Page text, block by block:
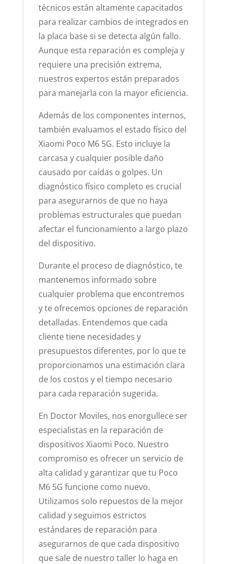
técnicos están altamente capacitados
para realizar cambios de integrados en
la placa base si se detecta algún fallo.
Aunque esta reparación es compleja y
requiere una precisión extrema,
nuestros expertos están preparados
para manejarla con la mayor eficiencia.
Además de los componentes internos,
también evaluamos el estado físico del
Xiaomi Poco M6 5G. Esto incluye la
carcasa y cualquier posible daño
causado por caídas o golpes. Un
diagnóstico físico completo es crucial
para asegurarnos de que no haya
problemas estructurales que puedan
afectar el funcionamiento a largo plazo
del dispositivo.
Durante el proceso de diagnóstico, te
mantenemos informado sobre
cualquier problema que encontremos
y te ofrecemos opciones de reparación
detalladas. Entendemos que cada
cliente tiene necesidades y
presupuestos diferentes, por lo que te
proporcionamos una estimación clara
de los costos y el tiempo necesario
para cada reparación sugerida.
En Doctor Moviles, nos enorgullece ser
especialistas en la reparación de
dispositivos Xiaomi Poco. Nuestro
compromiso es ofrecer un servicio de
alta calidad y garantizar que tu Poco
M6 5G funcione como nuevo.
Utilizamos solo repuestos de la mejor
calidad y seguimos estrictos
estándares de reparación para
asegurarnos de que cada dispositivo
que sale de nuestro taller lo haga en